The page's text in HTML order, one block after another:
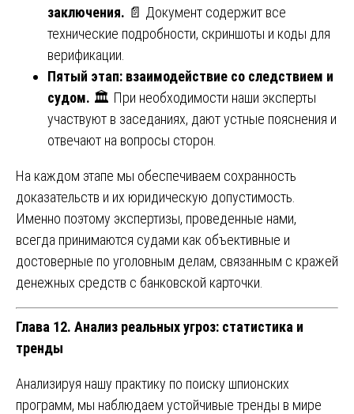
заключения. 📄 Документ содержит все
технические подробности, скриншоты и коды для
верификации.
Пятый этап: взаимодействие со следствием и
судом. 🏛️ При необходимости наши эксперты
участвуют в заседаниях, дают устные пояснения и
отвечают на вопросы сторон.
На каждом этапе мы обеспечиваем сохранность
доказательств и их юридическую допустимость.
Именно поэтому экспертизы, проведенные нами,
всегда принимаются судами как объективные и
достоверные по уголовным делам, связанным с кражей
денежных средств с банковской карточки.
Глава 12. Анализ реальных угроз: статистика и
тренды
Анализируя нашу практику по поиску шпионских
программ, мы наблюдаем устойчивые тренды в мире